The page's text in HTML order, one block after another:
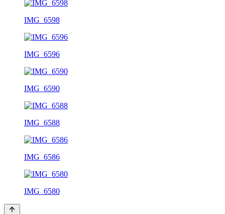
IMG_6598
IMG_6596
IMG_6590
IMG_6588
IMG_6586
IMG_6580